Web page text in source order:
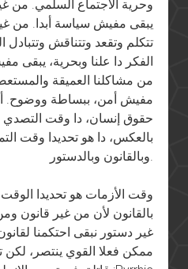
وحرية الاجتماع السلمي. من
يبقى مفيش سياسة أبدا. من
تتكلم وتقعد وتتناقش وتتبادل
الفكر دا علنا وبحرية،
من مشاكلنا العميقة
مفيش أمن، ببساطة ووضوح.
حقوق إنسان، دا وقت التصدي
بالعكس، دا هو تحديدا وقت
وقت الأزمات هو تحديدا
بالقانون لأن من غير قانون
غير دستور نبقى احتكمنا
ممكن فعلا القوي ينتصر، لكن